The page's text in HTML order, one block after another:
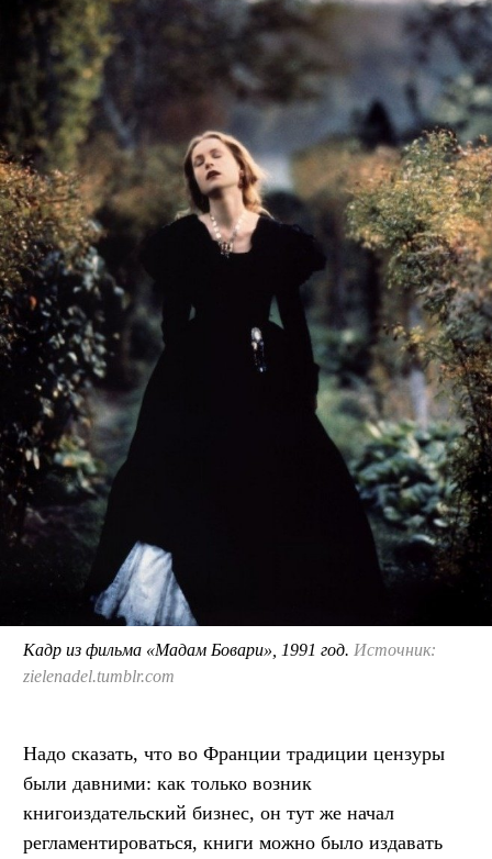
Кадр из фильма «Мадам Бовари», 1991 год. Источник:
zielenadel.tumblr.com
Надо сказать, что во Франции традиции цензуры
были давними: как только возник
книгоиздательский бизнес, он тут же начал
регламентироваться, книги можно было издавать